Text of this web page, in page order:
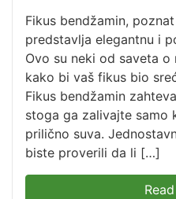
Fikus bendžamin,
predstavlja elegantnu i
Ovo su neki od saveta
kako bi vaš fikus bio
Fikus bendžamin
stoga ga zalivajte samo
prilično suva.
biste proverili da li […]